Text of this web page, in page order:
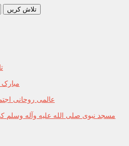
مبارک
عالمی روحانی اجتماع۔۔75واں
مسجد نبوی صلى الله عليه وآله وسلم